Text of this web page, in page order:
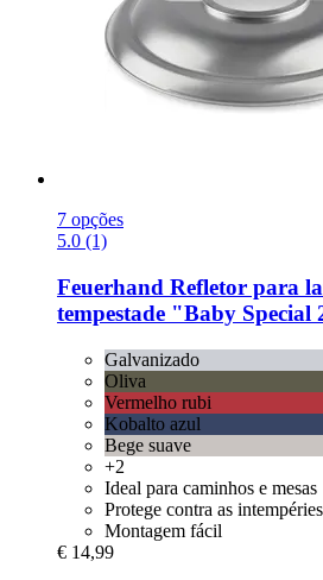
7 opções
5.0 (1)
Feuerhand Refletor para
tempestade "Baby
Galvanizado
Oliva
Vermelho rubi
Kobalto azul
Bege suave
+2
Ideal para caminhos e mesas
Protege contra as intempéries
Montagem fácil
€ 14,99